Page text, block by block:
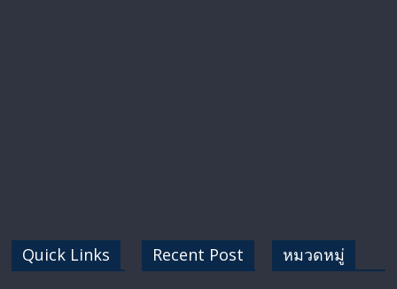
Quick Links Recent Post หมวดหมู่